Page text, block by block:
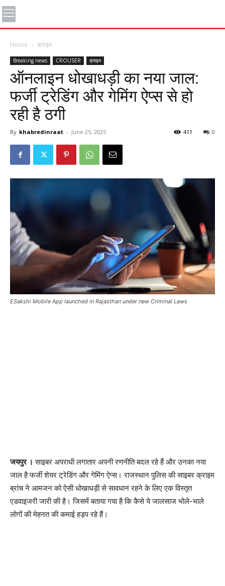
Home क्राइम
Breaking news CROUSER क्राइम
ऑनलाइन धोखाधड़ी का नया जाल:
फर्जी ट्रेडिंग और गेमिंग ऐप्स से हो
रही है ठगी
By khabredinraat - June 25, 2025 0
411
ESakshi Mobile App launched in Rajasthan under new Criminal Laws
जयपुर । साइबर अपराधी लगातार अपनी रणनीति बदल रहे हैं और उनका नया
जाल है फर्जी शेयर ट्रेडिंग और गेमिंग ऐप्स। राजस्थान पुलिस की साइबर क्राइम
ब्रांच ने आमजन को ऐसी धोखाधड़ी से सावधान रहने के लिए एक विस्तृत
एडवाइजरी जारी की है। जिसमें बताया गया है कि कैसे ये जालसाज भोले-भाले
लोगों की मेहनत की कमाई हड़प रहे हैं।